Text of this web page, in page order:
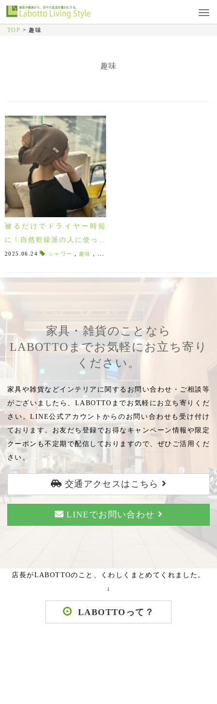
TOP > 趣味
趣味
被るだけでドライヤー時短
に！自然乾燥派の人に使って
欲しい浅野撚糸の「エアーか
2025.06.24 シャワー 趣味
家具・雑貨のことなら
LABOTTOまでお気軽にお立ち寄り
ください。
家具や雑貨などインテリアに関するお問い合わせ・ご相談等
がございましたら、LABOTTOまでお気軽にお立ち寄りくだ
さい。LINE公式アカウントからのお問い合わせも受け付け
ております。お友だち登録でお得なキャンペーン情報や限定
クーポンも不定期で配信しておりますので、ぜひご活用くだ
さい。
交通アクセスはこちら
LINEでお問い合わせ
店長がLABOTTOのこと、くわしくまとめてくれました。
↓
LABOTTOって？